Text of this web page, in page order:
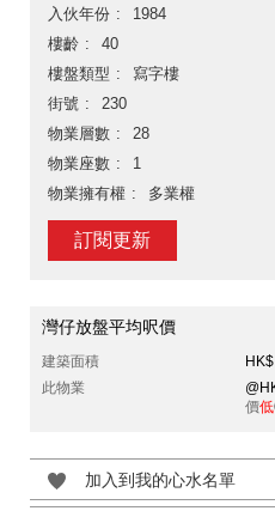
入伙年份
1984
樓齡
40
樓盤類型
寫字樓
街號
230
物業層數
28
物業座數
1
物業擁有權
多業權
訂閱更新
灣仔放盤平均呎價
建築面積
此物業
價低
加入到我的心水名單